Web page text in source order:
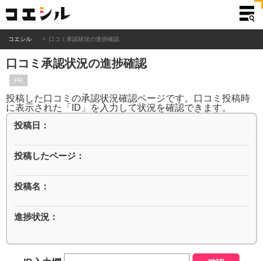
コエシル 口コミ承認状況の進捗確認
口コミ承認状況の進捗確認
PR
投稿した口コミの承認状況確認ページです。口コミ投稿時
に表示された「ID」を入力して状況を確認できます。
投稿日：
投稿したページ：
投稿名：
進捗状況：